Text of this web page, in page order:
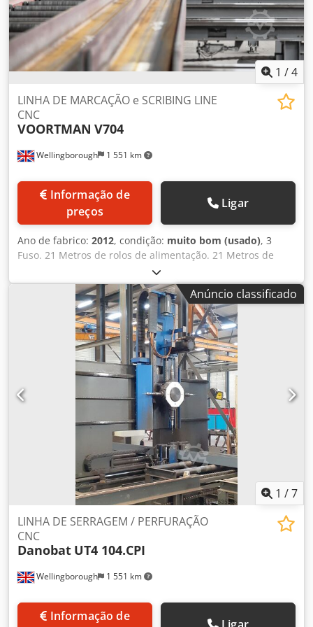
Espessura máxima que pode ser perfurada 50mm.
Comprimento máximo (alimentação) 12000mm.
1 /4
Wellingborough 1 551 km
LINHA DE MARCAÇÃO e SCRIBING LINE
CNC
VOORTMAN V704
preços
Ligar
Ano de fabrico: 2012, condição: muito bom (usado), 3
Fuso. 21 Metros de rolos de alimentação. 21 Metros de
rolos de alimentação externa. Secções de 1,25 metros.
Medição da alimentação dos rolos. Dcjdpfsh Rrxpjx Ailek
Transferências cruzadas.
Anúncio classificado
1 /7
Wellingborough 1 551 km
LINHA DE SERRAGEM / PERFURAÇÃO
CNC
Danobat UT4 104.CPI